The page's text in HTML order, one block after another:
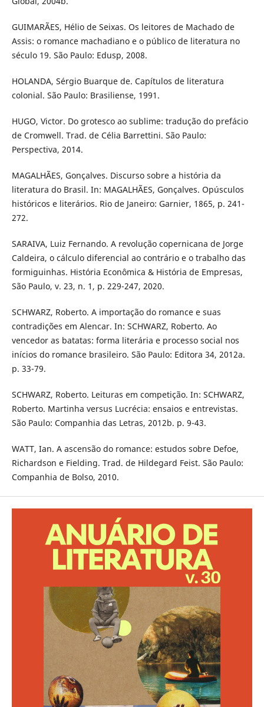
GUIMARÃES, Hélio de Seixas. Os leitores de Machado de
Assis: o romance machadiano e o público de literatura no
século 19. São Paulo: Edusp, 2008.
HOLANDA, Sérgio Buarque de. Capítulos de literatura
colonial. São Paulo: Brasiliense, 1991.
HUGO, Victor. Do grotesco ao sublime: tradução do prefácio
de Cromwell. Trad. de Célia Barrettini. São Paulo:
Perspectiva, 2014.
MAGALHÃES, Gonçalves. Discurso sobre a história da
literatura do Brasil. In: MAGALHÃES, Gonçalves. Opúsculos
históricos e literários. Rio de Janeiro: Garnier, 1865, p. 241-
272.
SARAIVA, Luiz Fernando. A revolução copernicana de Jorge
Caldeira, o cálculo diferencial ao contrário e o trabalho das
formiguinhas. História Econômica & História de Empresas,
São Paulo, v. 23, n. 1, p. 229-247, 2020.
SCHWARZ, Roberto. A importação do romance e suas
contradições em Alencar. In: SCHWARZ, Roberto. Ao
vencedor as batatas: forma literária e processo social nos
inícios do romance brasileiro. São Paulo: Editora 34, 2012a.
p. 33-79.
SCHWARZ, Roberto. Leituras em competição. In: SCHWARZ,
Roberto. Martinha versus Lucrécia: ensaios e entrevistas.
São Paulo: Companhia das Letras, 2012b. p. 9-43.
WATT, Ian. A ascensão do romance: estudos sobre Defoe,
Richardson e Fielding. Trad. de Hildegard Feist. São Paulo:
Companhia de Bolso, 2010.